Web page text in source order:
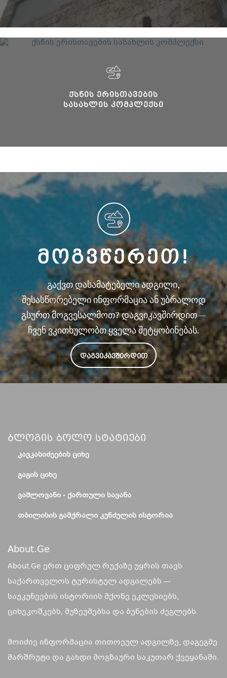
ᲥᲡᲜᲘᲡ ᲔᲠᲘᲡᲗᲐᲕᲔᲑᲘᲡ
ᲡᲐᲡᲐᲮᲚᲘᲡ ᲙᲝᲛᲞᲚᲔᲥᲡᲘ
ᲛᲝᲒᲕᲬᲔᲠᲔᲗ!
გაქვთ დასამატებელი ადგილი,
შესასწორებელი ინფორმაცია ან უბრალოდ
გსურთ მოგვესალმოთ? დაგვიკავშირდით —
ჩვენ ვკითხულობთ ყველა შეტყობინებას.
ᲓᲐᲒᲕᲘᲙᲐᲕᲨᲘᲠᲓᲘᲗ
Ბლოგის Ბოლო Სტატიები
ᲙᲐᲕᲙᲐᲡᲘᲫᲔᲔᲑᲘᲡ ᲪᲘᲮᲔ
ᲒᲐᲒᲘᲡ ᲪᲘᲮᲔ
ᲕᲐᲨᲚᲝᲕᲐᲜᲘ - ᲥᲐᲠᲗᲣᲚᲘ ᲡᲐᲕᲐᲜᲐ
ᲗᲑᲘᲚᲘᲡᲘᲡ ᲒᲐᲛᲥᲠᲐᲚᲘ ᲙᲣᲜᲫᲣᲚᲘᲡ ᲘᲡᲢᲝᲠᲘᲐ
About.ge
About.Ge ერთ ციფრულ რუქაზე უყრის თავს
საქართველოს ტურისტულ ადგილებს —
საუკუნეების ისტორიის მქონე ეკლესიებს,
ციხეკოშკებს, მუზეუმებსა და ბუნების ძეგლებს.
მოიძიე ინფორმაცია თითოეულ ადგილზე, დაგეგმე
მარშრუტი და გახდი მოგზაური საკუთარ ქვეყანაში.